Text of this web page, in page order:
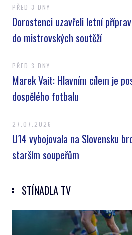
PŘED 3 DNY
Dorostenci uzavřeli letní
do mistrovských soutěží
PŘED 3 DNY
Marek Vait: Hlavním cílem je
dospělého fotbalu
27.07.2026
U14 vybojovala na Slovensku
starším soupeřům
STÍNADLA TV